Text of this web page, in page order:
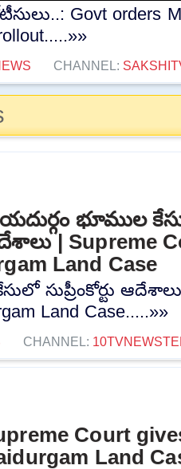
Govt orders
CHANNEL:
భూముల
| Supreme
Land Case
సుప్రీంకోర్టు
Land Case.....»»
CHANNEL:
Court
Land